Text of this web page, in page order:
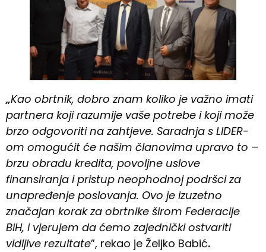
„Kao obrtnik, dobro znam koliko je važno imati
partnera koji razumije vaše potrebe i koji može
brzo odgovoriti na zahtjeve. Saradnja s LIDER-
om omogućit će našim članovima upravo to –
brzu obradu kredita, povoljne uslove
finansiranja i pristup neophodnoj podršci za
unapređenje poslovanja. Ovo je izuzetno
značajan korak za obrtnike širom Federacije
BiH, i vjerujem da ćemo zajednički ostvariti
vidljive rezultate”, rekao je Željko Babić.